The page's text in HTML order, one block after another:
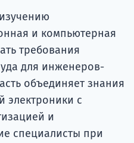
и компьютерная
требования
для инженеров-
объединяет знания
электроники с
и
специалисты при